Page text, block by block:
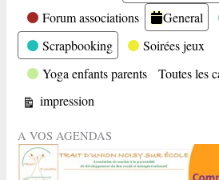
Forum associations
General
Scrapbooking
Soirées jeux
Yoga enfants parents
Toutes les
Vue
impression
A VOS AGENDAS